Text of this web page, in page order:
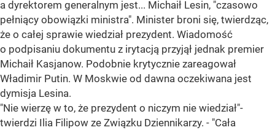
a dyrektorem generalnym jest... Michaił Lesin, "czasowo
pełniący obowiązki ministra". Minister broni się, twierdząc,
że o całej sprawie wiedział prezydent. Wiadomość
o podpisaniu dokumentu z irytacją przyjął jednak premier
Michaił Kasjanow. Podobnie krytycznie zareagował
Władimir Putin. W Moskwie od dawna oczekiwana jest
dymisja Lesina.
"Nie wierzę w to, że prezydent o niczym nie wiedział"-
twierdzi Ilia Filipow ze Związku Dziennikarzy. - "Cała